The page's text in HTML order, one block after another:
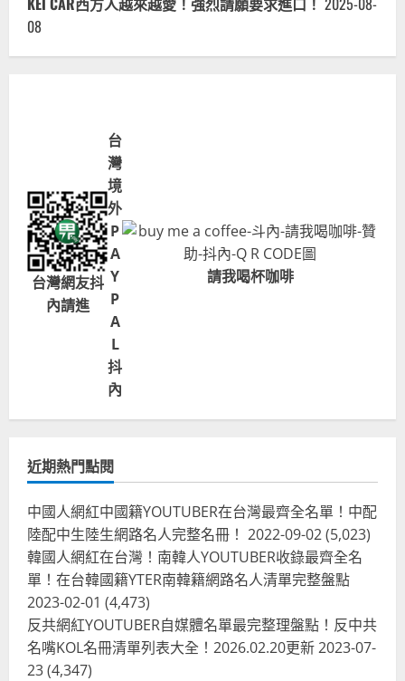
08
台灣網友抖
內請進
台
灣
境
外
P
A
Y
P
A
L
抖
內
請我喝杯咖啡
近期熱門點閱
中國人網紅中國籍YOUTUBER在台灣最齊全名單！中配
陸配中生陸生網路名人完整名冊！ 2022-09-02(5,023)
韓國人網紅在台灣！南韓人YOUTUBER收錄最齊全名
單！在台韓國籍YTER南韓籍網路名人清單完整盤點
2023-02-01 (4,473)
反共網紅YOUTUBER自媒體名單最完整理盤點！反中共
名嘴KOL名冊清單列表大全！2026.02.20更新2023-07-
23(4,347)